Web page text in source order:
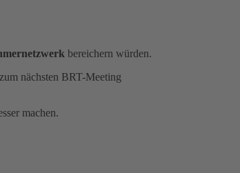
bereichern würden.
nächsten BRT-Meeting
machen.